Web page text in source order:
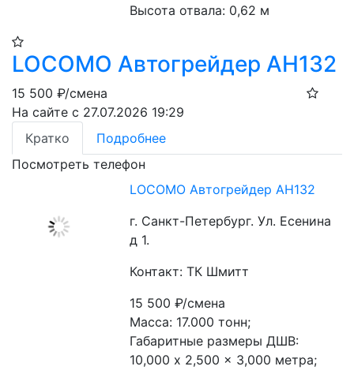
Высота отвала: 0,62 м
LOCOMO Автогрейдер AH132
15 500 ₽/смена
На сайте с 27.07.2026 19:29
Кратко
Подробнее
Посмотреть телефон
LOCOMO Автогрейдер AH132
г. Санкт-Петербург. Ул. Есенина
д 1.
Контакт: ТК Шмитт
15 500₽/смена
Масса: 17.000 тонн;
Габаритные размеры ДШВ:
10,000 x 2,500 x 3,000 метра;